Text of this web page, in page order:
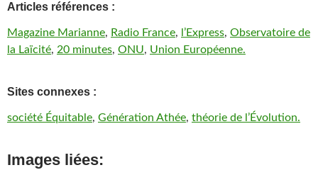
Articles références :
Magazine Marianne, Radio France, l’Express, Observatoire de
la Laïcité, 20 minutes, ONU, Union Européenne.
Sites connexes :
société Équitable, Génération Athée, théorie de l’Évolution.
Images liées: